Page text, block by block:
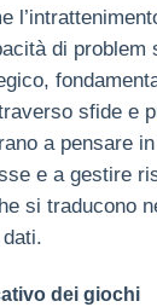
di problem
sfide e
a pensare
e a gestire
si traducono
dei giochi